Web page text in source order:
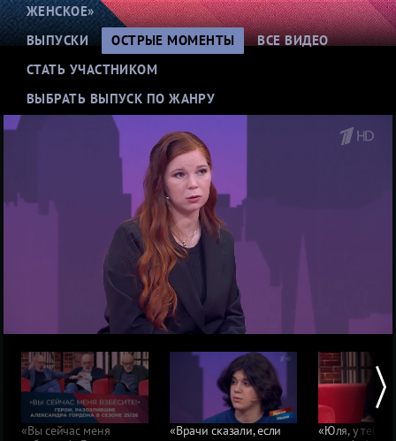
ЖЕНСКОЕ»
ВЫПУСКИ
ОСТРЫЕ МОМЕНТЫ
ВСЕ ВИДЕО
СТАТЬ УЧАСТНИКОМ
Конфликты из-за денег и имущества
Семейная драма
Выбор зрителей: пересматривают чаще всего
ВЫБРАТЬ ВЫПУСК ПО ЖАНРУ
«Вы сейчас меня
«Врачи сказали, если
«Юля, у тебя